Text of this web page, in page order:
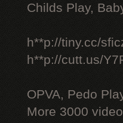
Childs Play,
h**p://tiny.cc/
h**p://cutt.us/
OPVA, Pedo
More 3000